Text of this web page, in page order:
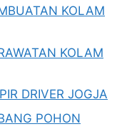
KOLAM
KOLAM
DRIVER JOGJA
POHON